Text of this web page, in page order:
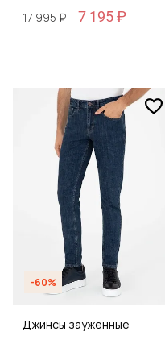
17 995 ₽ 7 195 ₽
-60%
Джинсы зауженные